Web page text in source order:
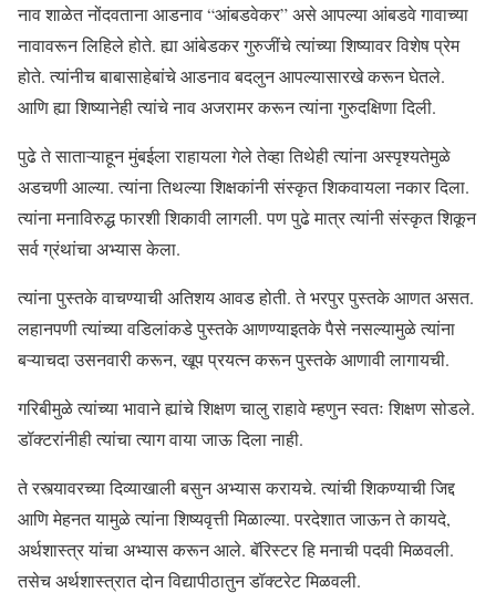
नाव शाळेत नोंदवताना आडनाव “आंबडवेकर” असे आपल्या आंबडवे गावाच्या
नावावरून लिहिले होते. ह्या आंबेडकर गुरुजींचे त्यांच्या शिष्यावर विशेष प्रेम
होते. त्यांनीच बाबासाहेबांचे आडनाव बदलुन आपल्यासारखे करून घेतले.
आणि ह्या शिष्यानेही त्यांचे नाव अजरामर करून त्यांना गुरुदक्षिणा दिली.
पुढे ते साताऱ्याहून मुंबईला राहायला गेले तेव्हा तिथेही त्यांना अस्पृश्यतेमुळे
अडचणी आल्या. त्यांना तिथल्या शिक्षकांनी संस्कृत शिकवायला नकार दिला.
त्यांना मनाविरुद्ध फारशी शिकावी लागली. पण पुढे मात्र त्यांनी संस्कृत शिकून
सर्व ग्रंथांचा अभ्यास केला.
त्यांना पुस्तके वाचण्याची अतिशय आवड होती. ते भरपुर पुस्तके आणत असत.
लहानपणी त्यांच्या वडिलांकडे पुस्तके आणण्याइतके पैसे नसल्यामुळे त्यांना
बऱ्याचदा उसनवारी करून, खूप प्रयत्न करून पुस्तके आणावी लागायची.
गरिबीमुळे त्यांच्या भावाने ह्यांचे शिक्षण चालु राहावे म्हणुन स्वतः शिक्षण सोडले.
डॉक्टरांनीही त्यांचा त्याग वाया जाऊ दिला नाही.
ते रस्त्यावरच्या दिव्याखाली बसुन अभ्यास करायचे. त्यांची शिकण्याची जिद्द
आणि मेहनत यामुळे त्यांना शिष्यवृत्ती मिळाल्या. परदेशात जाऊन ते कायदे,
अर्थशास्त्र यांचा अभ्यास करून आले. बॅरिस्टर हि मनाची पदवी मिळवली.
तसेच अर्थशास्त्रात दोन विद्यापीठातुन डॉक्टरेट मिळवली.